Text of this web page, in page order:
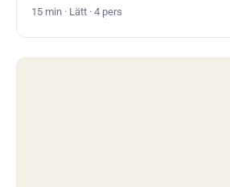
15 min · Lätt · 4 pers